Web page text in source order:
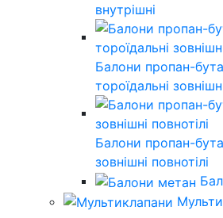
внутрішні
Балони пропан-
тороїдальні
Балони пропан-
зовнішні повнотілі